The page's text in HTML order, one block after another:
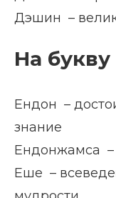
Дэшин –
На букву
Ендон –
знание
Ендонжамса –
Еше –